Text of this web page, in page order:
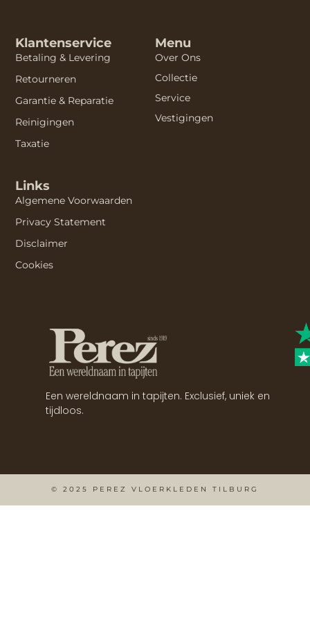
Een wereldnaam in tapijten. Exclusief, uniek en
tijdloos.
Menu
Over Ons
Collectie
Service
Vestigingen
Klantenservice
Betaling & Levering
Retourneren
Garantie & Reparatie
Reinigingen
Taxatie
Links
Algemene Voorwaarden
Privacy Statement
Disclaimer
Cookies
© 2025 PEREZ VLOERKLEDEN TILBURG